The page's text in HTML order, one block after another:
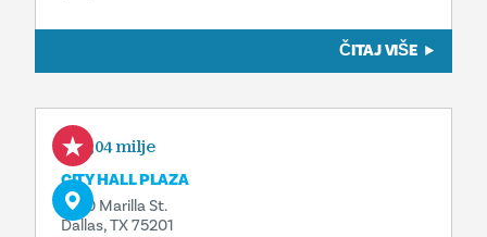
ČITAJ VIŠE
0,04 milje
CITY HALL PLAZA
1500 Marilla St.
Dallas, TX 75201